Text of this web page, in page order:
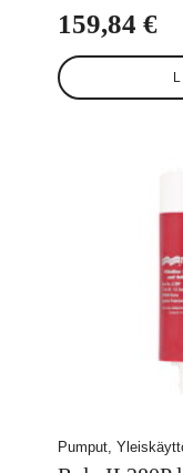
159,84 €
Pumput,